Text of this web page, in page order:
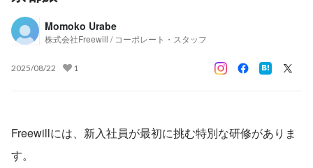
Momoko Urabe
株式会社Freewill / コーポレート・スタッフ
2025/08/22 1
Freewillには、新入社員が最初に挑む特別な研修がありま
す。